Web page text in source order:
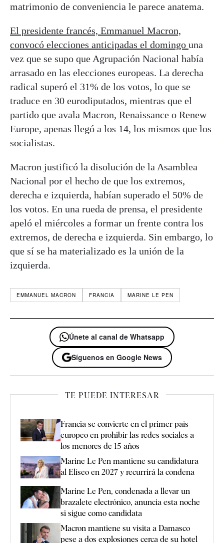
matrimonio de conveniencia le parece anatema.
El presidente francés, Emmanuel Macron,
convocó elecciones anticipadas el domingo una
vez que se supo que Agrupación Nacional había
arrasado en las elecciones europeas. La derecha
radical superó el 31% de los votos, lo que se
traduce en 30 eurodiputados, mientras que el
partido que avala Macron, Renaissance o Renew
Europe, apenas llegó a los 14, los mismos que los
socialistas.
Macron justificó la disolución de la Asamblea
Nacional por el hecho de que los extremos,
derecha e izquierda, habían superado el 50% de
los votos. En una rueda de prensa, el presidente
apeló el miércoles a formar un frente contra los
extremos, de derecha e izquierda. Sin embargo, lo
que sí se ha materializado es la unión de la
izquierda.
EMMANUEL MACRON FRANCIA MARINE LE PEN
Únete al canal de Whatsapp
Síguenos en Google News
TE PUEDE INTERESAR
Francia se convierte en el primer país
europeo en prohibir las redes sociales a
los menores de 15 años
Marine Le Pen mantiene su candidatura
al Elíseo en 2027 y recurrirá la condena
Marine Le Pen, condenada a llevar un
brazalete electrónico, anuncia esta noche
si sigue como candidata
Macron mantiene su visita a Damasco
pese a dos explosiones cerca de su hotel